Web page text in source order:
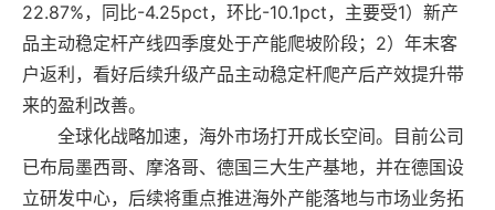
22.87%，同比-4.25pct，环比-10.1pct，主要受1）新产
品主动稳定杆产线四季度处于产能爬坡阶段；2）年末客
户返利，看好后续升级产品主动稳定杆爬产后产效提升带
来的盈利改善。
全球化战略加速，海外市场打开成长空间。目前公司
已布局墨西哥、摩洛哥、德国三大生产基地，并在德国设
立研发中心，后续将重点推进海外产能落地与市场业务拓